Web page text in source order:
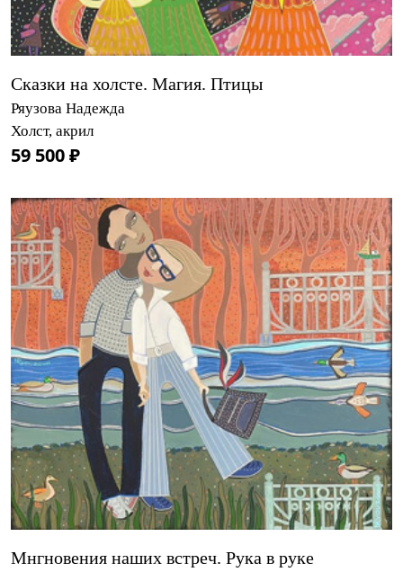
Сказки на холсте. Магия. Птицы
Ряузова Надежда
Холст, акрил
59 500 ₽
Мнгновения наших встреч. Рука в руке